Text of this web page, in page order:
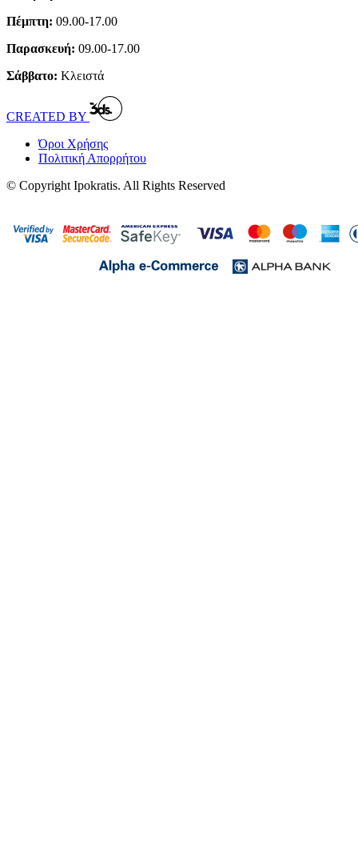
Πέμπτη: 09.00-17.00
Παρασκευή: 09.00-17.00
Σάββατο: Κλειστά
CREATED BY
Όροι Χρήσης
Πολιτική Απορρήτου
© Copyright Ipokratis. All Rights Reserved